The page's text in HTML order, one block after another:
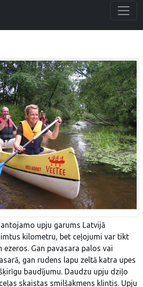
upju garums Latvijā
kilometru, bet ceļojumi var tikt
Gan pavasara palos vai
gan rudens lapu zeltā katra upes
baudījumu. Daudzu upju dziļo
skaistas smilšakmens klintis. Upju